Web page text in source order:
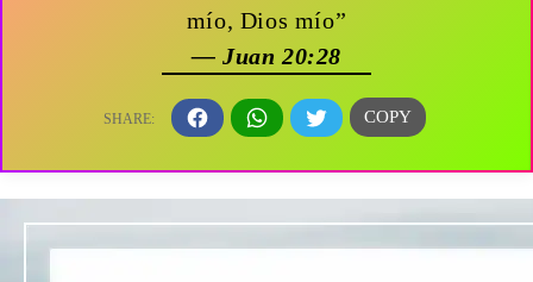
mío, Dios mío”
— Juan 20:28